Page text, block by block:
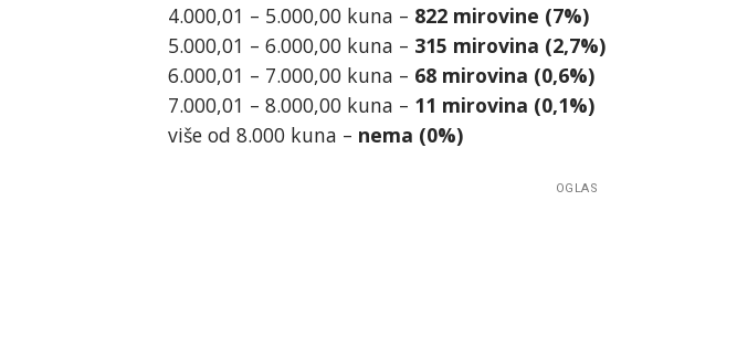
4.000,01 – 5.000,00 kuna – 822 mirovine (7%)
5.000,01 – 6.000,00 kuna – 315 mirovina (2,7%)
6.000,01 – 7.000,00 kuna – 68 mirovina (0,6%)
7.000,01 – 8.000,00 kuna – 11 mirovina (0,1%)
više od 8.000 kuna – nema (0%)
OGLAS